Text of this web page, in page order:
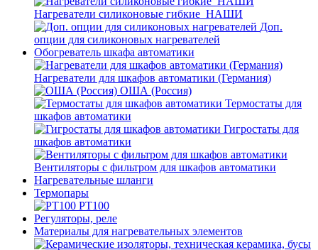
Нагреватели силиконовые гибкие_НАШИ
Доп.
опции для силиконовых нагревателей
Обогреватель шкафа автоматики
Нагреватели для шкафов автоматики (Германия)
ОША (Россия)
Термостаты для
шкафов автоматики
Гигростаты для
шкафов автоматики
Вентиляторы с фильтром для шкафов автоматики
Нагревательные шланги
Термопары
PT100
Регуляторы, реле
Материалы для нагревательных элементов